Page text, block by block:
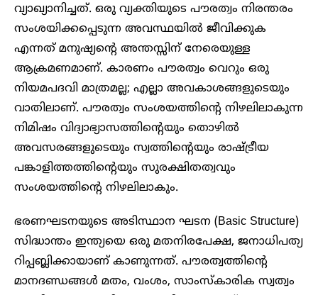
വ്യാഖ്യാനിച്ചത്. ഒരു വ്യക്തിയുടെ പൗരത്വം നിരന്തരം
സംശയിക്കപ്പെടുന്ന അവസ്ഥയിൽ ജീവിക്കുക
എന്നത് മനുഷ്യന്റെ അന്തസ്സിന് നേരെയുള്ള
ആക്രമണമാണ്. കാരണം പൗരത്വം വെറും ഒരു
നിയമപദവി മാത്രമല്ല; എല്ലാ അവകാശങ്ങളുടെയും
വാതിലാണ്. പൗരത്വം സംശയത്തിന്റെ നിഴലിലാകുന്ന
നിമിഷം വിദ്യാഭ്യാസത്തിന്റെയും തൊഴിൽ
അവസരങ്ങളുടെയും സ്വത്തിന്റെയും രാഷ്ട്രീയ
പങ്കാളിത്തത്തിന്റെയും സുരക്ഷിതത്വവും
സംശയത്തിന്റെ നിഴലിലാകും.
ഭരണഘടനയുടെ അടിസ്ഥാന ഘടന (Basic Structure)
സിദ്ധാന്തം ഇന്ത്യയെ ഒരു മതനിരപേക്ഷ, ജനാധിപത്യ
റിപ്പബ്ലിക്കായാണ് കാണുന്നത്. പൗരത്വത്തിന്റെ
മാനദണ്ഡങ്ങൾ മതം, വംശം, സാംസ്കാരിക സ്വത്വം